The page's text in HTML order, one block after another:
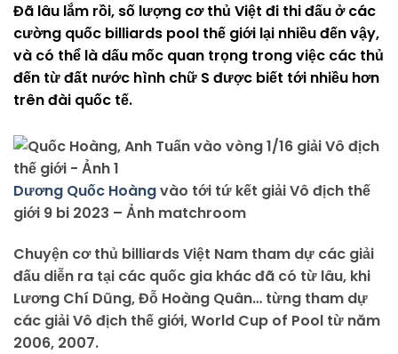
Đã lâu lắm rồi, số lượng cơ thủ Việt đi thi đấu ở các
cường quốc billiards pool thế giới lại nhiều đến vậy,
và có thể là dấu mốc quan trọng trong việc các thủ
đến từ đất nước hình chữ S được biết tới nhiều hơn
trên đài quốc tế.
Dương Quốc Hoàngvào tới tứ kết giải Vô địch thế
giới 9 bi 2023 – Ảnh matchroom
Chuyện cơ thủ billiards Việt Nam tham dự các giải
đấu diễn ra tại các quốc gia khác đã có từ lâu, khi
Lương Chí Dũng, Đỗ Hoàng Quân… từng tham dự
các giải Vô địch thế giới, World Cup of Pool từ năm
2006, 2007.